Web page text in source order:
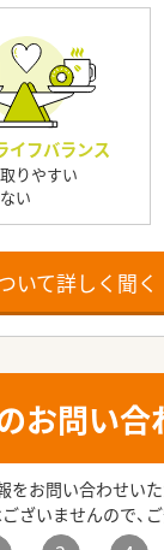
イフバランス
りやすい
い
いて詳しく聞く
お問い合
お問い合わせいた
ざいませんので、